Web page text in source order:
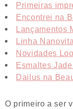
Primeiras
Encontrei na
Lançamentos
Linha
Novidades
Esmaltes
Dailus na
O primeiro a ser